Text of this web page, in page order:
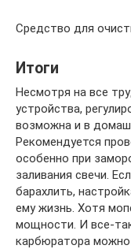
Средство для
Итоги
Несмотря на все
устройства,
возможна и в
Рекомендуется
особенно при
заливания свечи.
барахлить,
ему жизнь. Хотя
мощности. И все-
карбюратора можно